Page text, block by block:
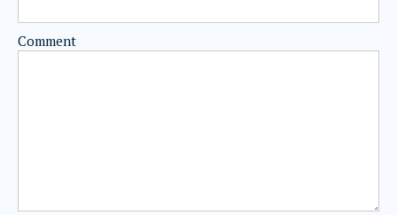
Comment